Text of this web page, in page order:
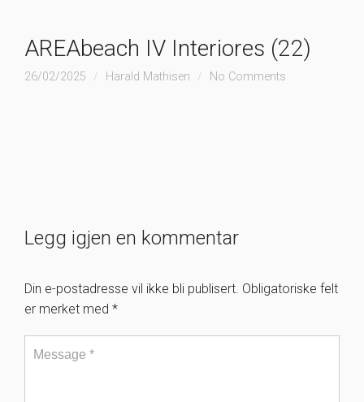
AREAbeach IV Interiores (22)
26/02/2025 Harald Mathisen No Comments
Legg igjen en kommentar
Din e-postadresse vil ikke bli publisert. Obligatoriske felt
er merket med *